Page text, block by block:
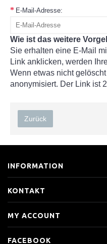
E-Mail-Adresse:
Wie ist das weitere
Sie erhalten eine E-Mail
Link anklicken, werden
Wenn etwas nicht
anonymisiert. Der Link ist
Zurück
INFORMATION
KONTAKT
MY ACCOUNT
FACEBOOK